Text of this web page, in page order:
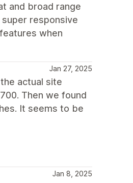
and broad range
responsive
when
Jan 27, 2025
actual site
Then we found
It seems to be
Jan 8, 2025